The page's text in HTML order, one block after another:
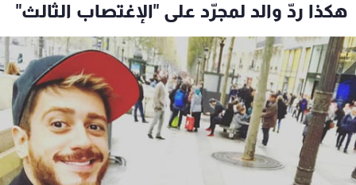
هكذا ردّ والد لمجرّد على "الإغتصاب الثالث"
الأخبار
سياسة ناس
إقتصاد فن
منوعات رياضة
كأس العالم